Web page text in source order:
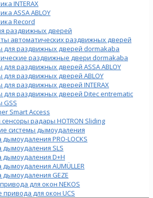
INTERAX
ASSA ABLOY
Record
раздвижных дверей
автоматических раздвижных дверей
для раздвижных дверей dormakaba
раздвижные двери dormakaba
раздвижных дверей ASSA ABLOY
раздвижных дверей ABLOY
раздвижных дверей INTERAX
для раздвижных дверей Ditec entrematic
GSS
Smart Access
радары HOTRON Sliding
системы дымоудаления
PRO-LOCKS
SLS
D+H
AUMÜLLER
GEZE
для окон NEKOS
для окон UСS